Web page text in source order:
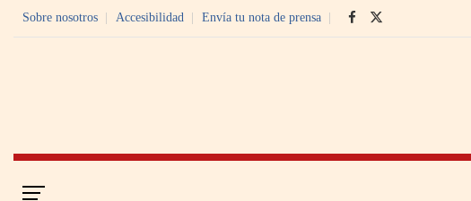
Sobre nosotros Accesibilidad Envía tu nota de prensa